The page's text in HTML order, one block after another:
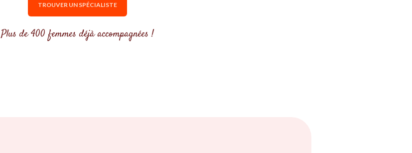
TROUVER UN SPÉCIALISTE
Plus de 400 femmes déjà accompagnées !